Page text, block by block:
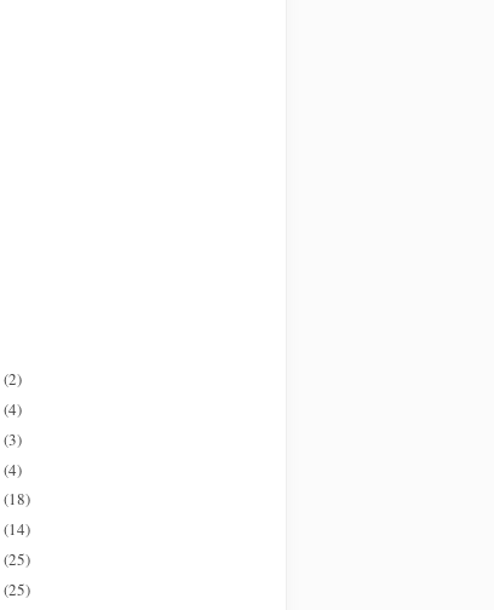
(2)
(4)
(3)
(4)
(18)
(14)
(25)
(25)